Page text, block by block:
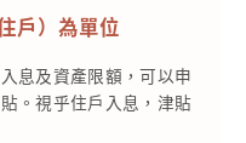
戶）為單位
息及資產限額，可以申
。視乎住戶入息，津貼